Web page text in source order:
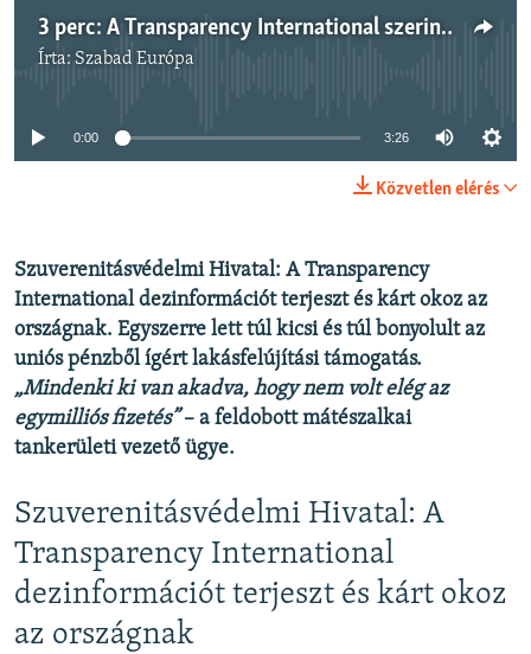
3 perc: A Transparency International szerint törvényt sértett a Szuverenitásvédelmi Hivatal eljárása
Írta: Szabad Európa
Jelenleg nincs elérhető tartalom
0:00 3:26
Közvetlen elérés
Szuverenitásvédelmi Hivatal: A Transparency
International dezinformációt terjeszt és kárt okoz az
országnak. Egyszerre lett túl kicsi és túl bonyolult az
uniós pénzből ígért lakásfelújítási támogatás.
„Mindenki ki van akadva, hogy nem volt elég az
egymilliós fizetés”– a feldobott mátészalkai
tankerületi vezető ügye.
Szuverenitásvédelmi Hivatal: A
Transparency International
dezinformációt terjeszt és kárt okoz
az országnak